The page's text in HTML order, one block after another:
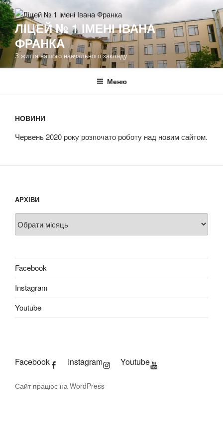
Перейти
до
вмістуЛІЦЕЙ № 1 ІМЕНІ ІВАНА
ФРАНКА
З життя нашого навчального закладу
Меню
НОВИНИ
Червень 2020 року розпочато роботу над новим сайтом.
АРХІВИ
Facebook
Instagram
Youtube
Facebook Instagram Youtube
Сайт працює на WordPress